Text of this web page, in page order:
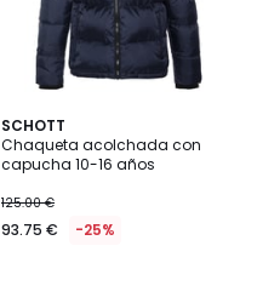
SCHOTT
Chaqueta acolchada con
capucha 10-16 años
125.00 €
93.75 € -25%
4,4
/ 5
2
Colores